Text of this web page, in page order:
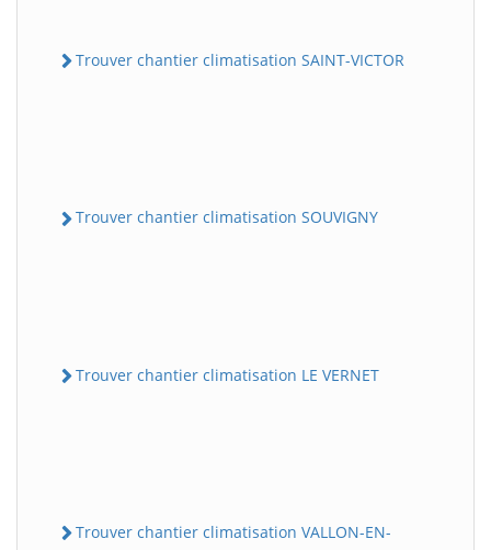
Trouver chantier climatisation SAINT-VICTOR
Trouver chantier climatisation SOUVIGNY
Trouver chantier climatisation LE VERNET
Trouver chantier climatisation VALLON-EN-